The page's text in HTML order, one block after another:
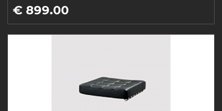
€ 899.00